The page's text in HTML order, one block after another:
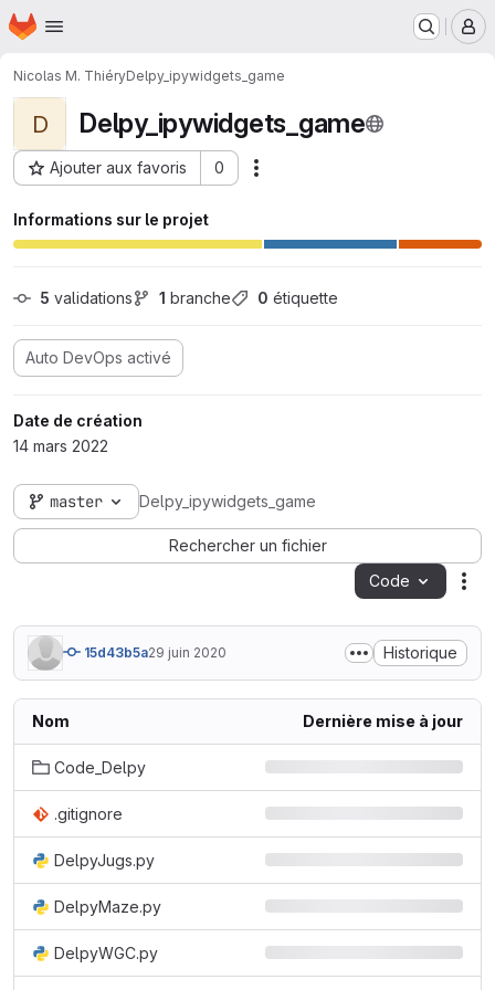
Passer au contenu principal
Page d'accueil
Nicolas M. ThiéryDelpy_ipywidgets_game
D Delpy_ipywidgets_game
Ajouter aux favoris 0
ID du projet : 10267
Informations sur le projet
5 validations 1 branche 0 étiquette
Auto DevOps activé
Date de création
14 mars 2022
master Delpy_ipywidgets_game
Rechercher un fichier
Code
15d43b5a29 juin 2020 Historique
Nom Dernière mise à jour
Code_Delpy
.gitignore
DelpyJugs.py
DelpyMaze.py
DelpyWGC.py